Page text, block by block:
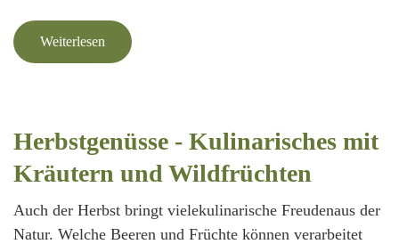
Weiterlesen
Herbstgenüsse - Kulinarisches mit
Kräutern und Wildfrüchten
Auch der Herbst bringt vielekulinarische Freudenaus der
Natur. Welche Beeren und Früchte können verarbeitet